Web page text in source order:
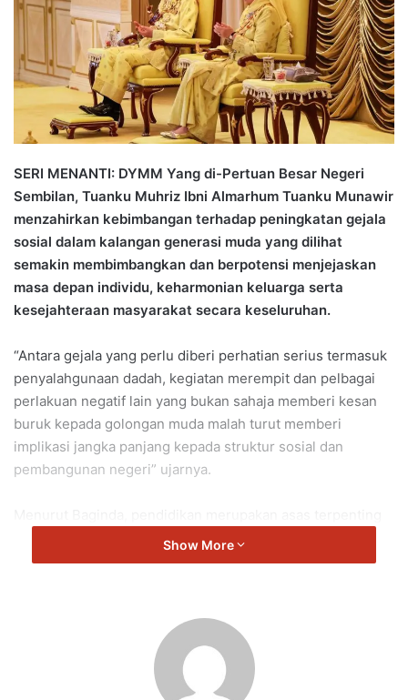
m
a
i
l
SERI MENANTI: DYMM Yang di-Pertuan Besar Negeri
Sembilan, Tuanku Muhriz Ibni Almarhum Tuanku Munawir
menzahirkan kebimbangan terhadap peningkatan gejala
sosial dalam kalangan generasi muda yang dilihat
semakin membimbangkan dan berpotensi menjejaskan
masa depan individu, keharmonian keluarga serta
kesejahteraan masyarakat secara keseluruhan.
“Antara gejala yang perlu diberi perhatian serius termasuk
penyalahgunaan dadah, kegiatan merempit dan pelbagai
perlakuan negatif lain yang bukan sahaja memberi kesan
buruk kepada golongan muda malah turut memberi
implikasi jangka panjang kepada struktur sosial dan
pembangunan negeri” ujarnya.
dalam membentuk sahsiah dan jati diri anak-anak sejak
daripada usia yang paling awal.
Modul Aulad Sejahtera oleh Majlis Agama Islam Negeri
Sembilan (MAINS) di peringkat prasekolah yang
menekankan pembentukan nilai-nilai murni seperti
menghormati ibu bapa dan orang lebih tua, menyayangi
Show More